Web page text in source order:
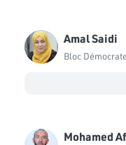
Amal Saidi
Bloc
Mohamed